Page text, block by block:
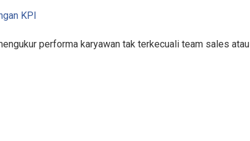
KPI
performa karyawan tak terkecuali team sales